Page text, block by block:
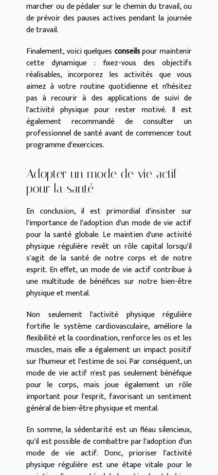
marcher ou de pédaler sur le chemin du travail, ou
de prévoir des pauses actives pendant la journée
de travail.
Finalement, voici quelques conseilspour maintenir
cette dynamique : fixez-vous des objectifs
réalisables, incorporez les activités que vous
aimez à votre routine quotidienne et n'hésitez
pas à recourir à des applications de suivi de
l'activité physique pour rester motivé. Il est
également recommandé de consulter un
professionnel de santé avant de commencer tout
programme d'exercices.
Adopter un mode de vie actif
pour la santé
En conclusion, il est primordial d'insister sur
l'importance de l'adoption d'un mode de vie actif
pour la santé globale. Le maintien d'une activité
physique régulière revêt un rôle capital lorsqu'il
s'agit de la santé de notre corps et de notre
esprit. En effet, un mode de vie actif contribue à
une multitude de bénéfices sur notre bien-être
physique et mental.
Non seulement l'activité physique régulière
fortifie le système cardiovasculaire, améliore la
flexibilité et la coordination, renforce les os et les
muscles, mais elle a également un impact positif
sur l'humeur et l'estime de soi. Par conséquent, un
mode de vie actif n'est pas seulement bénéfique
pour le corps, mais joue également un rôle
important pour l'esprit, favorisant un sentiment
général de bien-être physique et mental.
En somme, la sédentarité est un fléau silencieux,
qu'il est possible de combattre par l'adoption d'un
mode de vie actif. Donc, prioriser l'activité
physique régulière est une étape vitale pour le